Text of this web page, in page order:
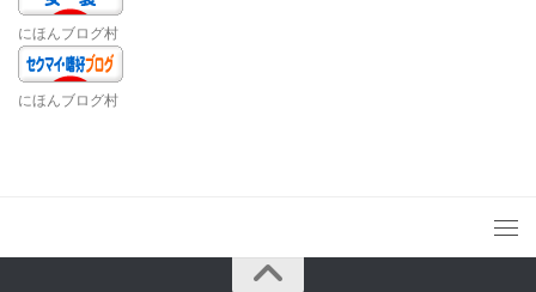
にほんブログ村
にほんブログ村